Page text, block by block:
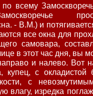
всему
- В.М.) и
все окна для
самовара,
в этот час дня, вы
и налево. Вот
купец, с окладистой
с
влагу, изредка